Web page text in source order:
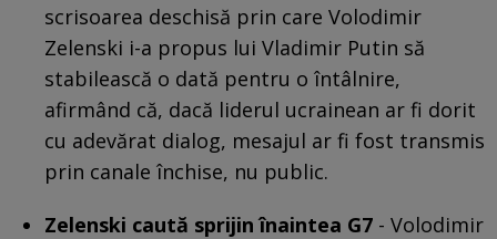
scrisoarea deschisă prin care Volodimir
Zelenski i-a propus lui Vladimir Putin să
stabilească o dată pentru o întâlnire,
afirmând că, dacă liderul ucrainean ar fi dorit
cu adevărat dialog, mesajul ar fi fost transmis
prin canale închise, nu public.
Zelenski caută sprijin înaintea G7 - Volodimir